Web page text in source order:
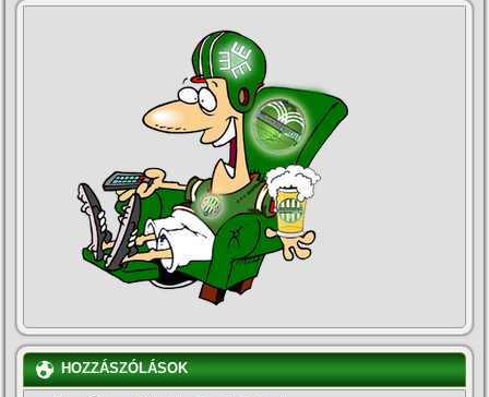
HOZZÁSZÓLÁSOK